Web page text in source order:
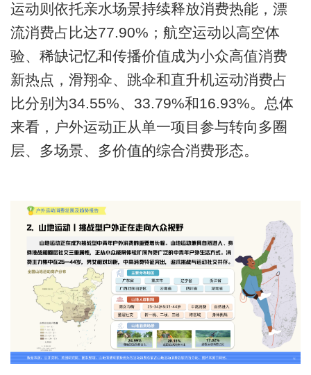
运动则依托亲水场景持续释放消费热能，漂
流消费占比达77.90%；航空运动以高空体
验、稀缺记忆和传播价值成为小众高值消费
新热点，滑翔伞、跳伞和直升机运动消费占
比分别为34.55%、33.79%和16.93%。总体
来看，户外运动正从单一项目参与转向多圈
层、多场景、多价值的综合消费形态。